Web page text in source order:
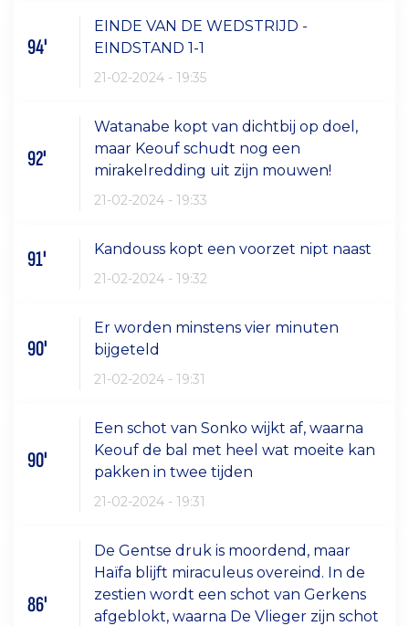
94'
EINDE VAN DE WEDSTRIJD -
EINDSTAND 1-1
21-02-2024 - 19:35
92'
Watanabe kopt van dichtbij op doel,
maar Keouf schudt nog een
mirakelredding uit zijn mouwen!
21-02-2024 - 19:33
91' Kandouss kopt een voorzet nipt naast
21-02-2024 - 19:32
90'
Er worden minstens vier minuten
bijgeteld
21-02-2024 - 19:31
90'
Een schot van Sonko wijkt af, waarna
Keouf de bal met heel wat moeite kan
pakken in twee tijden
21-02-2024 - 19:31
86'
De Gentse druk is moordend, maar
Haïfa blijft miraculeus overeind. In de
zestien wordt een schot van Gerkens
afgeblokt, waarna De Vlieger zijn schot